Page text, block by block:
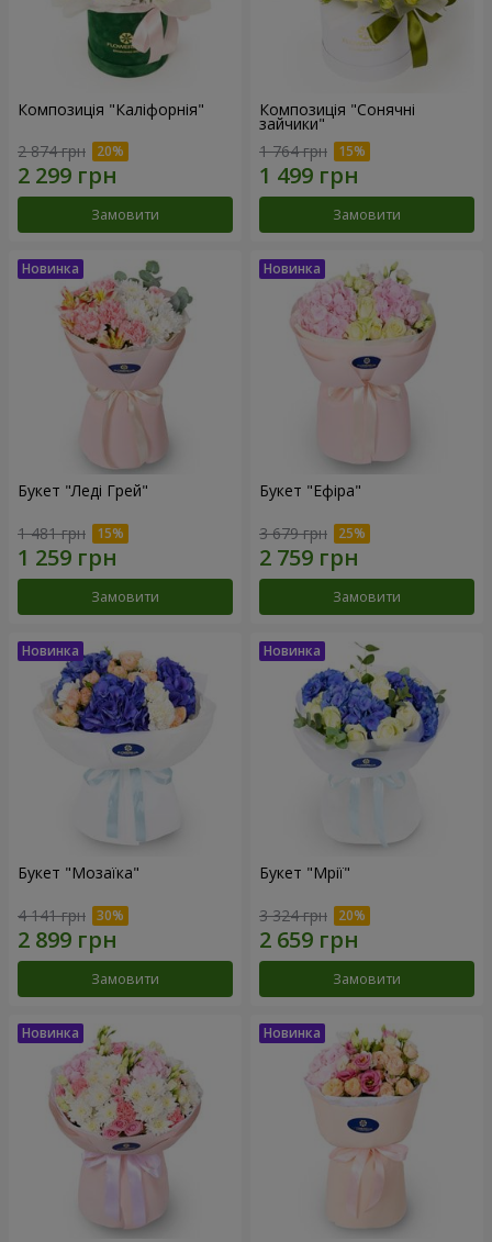
Композиція "Каліфорнія"
2 874 грн
Замовити
Композиція "Сонячні
зайчики"
1 764 грн
Замовити
Букет "Леді Грей"
1 481 грн
Замовити
Букет "Ефіра"
3 679 грн
Замовити
Букет "Мозаїка"
4 141 грн
Замовити
Букет "Мрії"
3 324 грн
Замовити